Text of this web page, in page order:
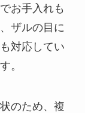
お手入れも
ザルの目に
対応してい
。
のため、複